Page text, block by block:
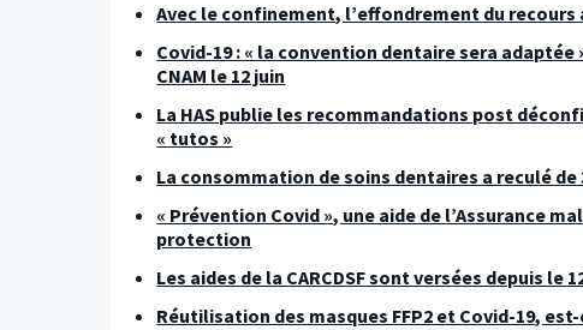
Avec le confinement, l’effondrement du recours
Covid-19 : « la convention dentaire sera adaptée
CNAM le 12 juin
La HAS publie les recommandations post
« tutos »
La consommation de soins dentaires a reculé de
« Prévention Covid », une aide de l’Assurance
protection
Les aides de la CARCDSF sont versées depuis le
Réutilisation des masques FFP2 et Covid-19,